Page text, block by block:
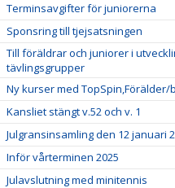
Terminsavgifter för juniorerna
Sponsring till tjejsatsningen
Till föräldrar och juniorer i
tävlingsgrupper
Ny kurser med
Kansliet stängt v.52 och v. 1
Julgransinsamling den 12 januari
Inför vårterminen 2025
Julavslutning med minitennis